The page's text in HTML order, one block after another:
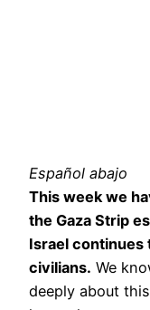
Español abajo
This week we
the Gaza Strip
Israel continues
civilians. We
deeply about